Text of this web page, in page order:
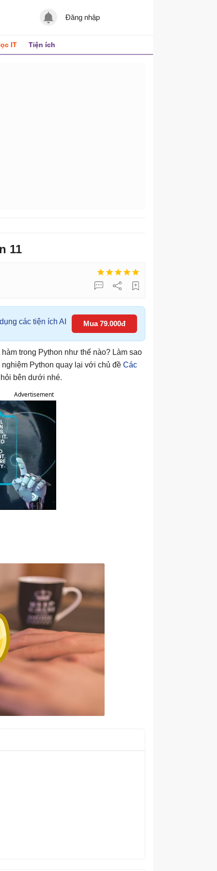
Đăng nhập
IT Tiện ích
11
các tiện ích AI Mua 79.000đ
trong Python như thế nào? Làm sao
Python quay lại với chủ đề Các
bên dưới nhé.
Advertisement